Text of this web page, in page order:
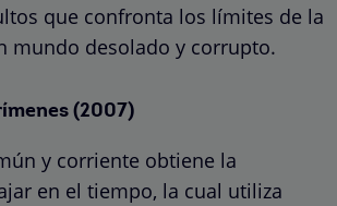
que confronta los límites de la
mundo desolado y corrupto.
(2007)
y corriente obtiene la
en el tiempo, la cual utiliza